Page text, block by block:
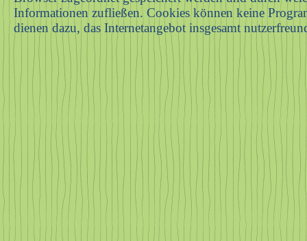
Informationen zufließen. Cookies können keine
dienen dazu, das Internetangebot insgesamt